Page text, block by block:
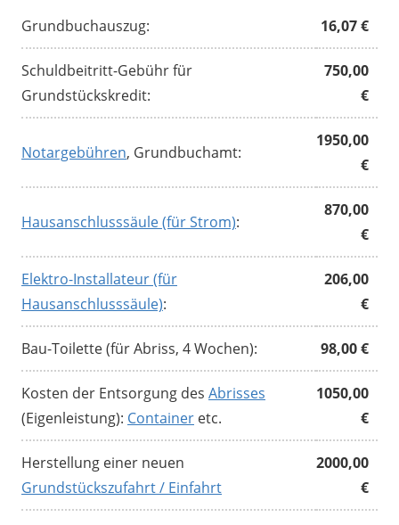
Grundbuchauszug: 16,07 €
Schuldbeitritt-Gebühr für
Grundstückskredit:
750,00
€
Notargebühren, Grundbuchamt:
1950,00
€
Hausanschlusssäule (für Strom):
870,00
€
Elektro-Installateur (für
Hausanschlusssäule):
206,00
€
Bau-Toilette (für Abriss, 4 Wochen): 98,00 €
Kosten der Entsorgung des Abrisses
(Eigenleistung): Container etc.
1050,00
€
Herstellung einer neuen
Grundstückszufahrt / Einfahrt
2000,00
€